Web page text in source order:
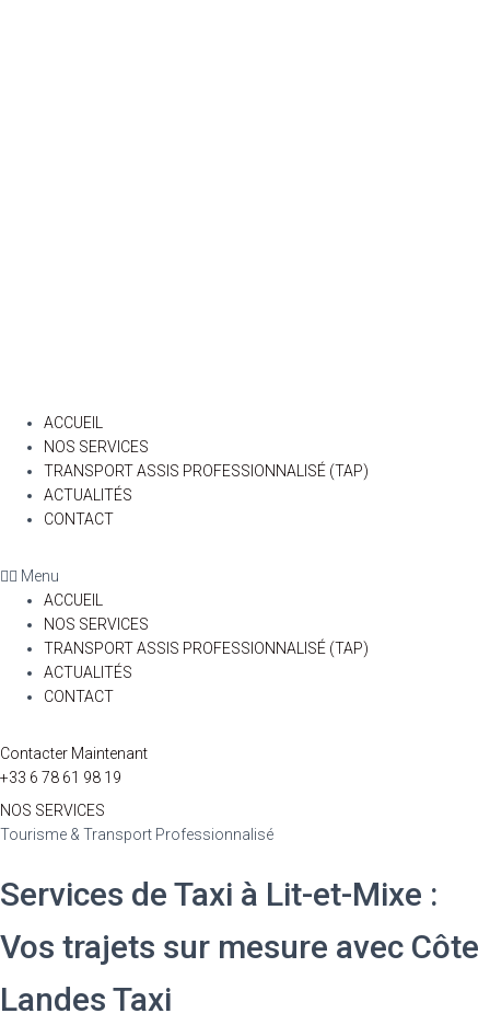
ACCUEIL
NOS SERVICES
TRANSPORT ASSIS PROFESSIONNALISÉ (TAP)
ACTUALITÉS
CONTACT
Menu
ACCUEIL
NOS SERVICES
TRANSPORT ASSIS PROFESSIONNALISÉ (TAP)
ACTUALITÉS
CONTACT
Contacter Maintenant
+33 6 78 61 98 19
NOS SERVICES
Tourisme & Transport Professionnalisé
Services de Taxi à Lit-et-Mixe :
Vos trajets sur mesure avec Côte
Landes Taxi